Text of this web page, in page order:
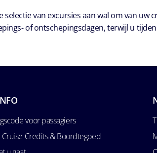
van excursies aan wal om van
of ontschepingsdagen, terwijl u
voor passagiers
Cruise Credits & Boordtegoed